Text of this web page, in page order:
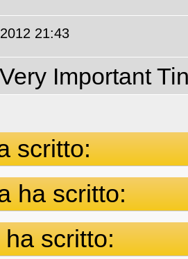
21:43
Important
scritto:
ha scritto:
scritto: